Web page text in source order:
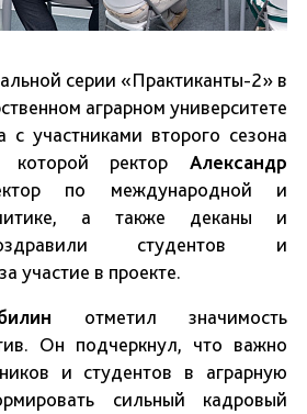
серии «Практиканты-2» в
аграрном университете
с участниками второго сезона
которой ректор Александр
по международной и
а также деканы и
студентов и
участие в проекте.
отметил значимость
Он подчеркнул, что важно
и студентов в аграрную
сильный кадровый